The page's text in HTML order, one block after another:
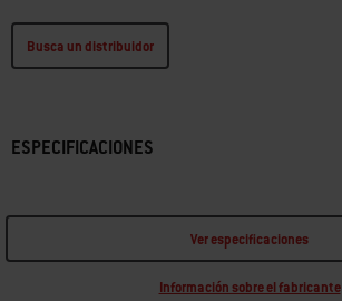
Busca un distribuidor
ESPECIFICACIONES
Ver especificaciones
Información sobre el fabricante